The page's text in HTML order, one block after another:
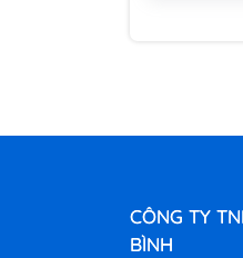
CÔNG TY
BÌNH